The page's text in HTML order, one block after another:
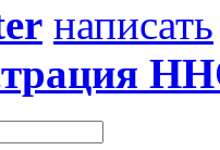
написать